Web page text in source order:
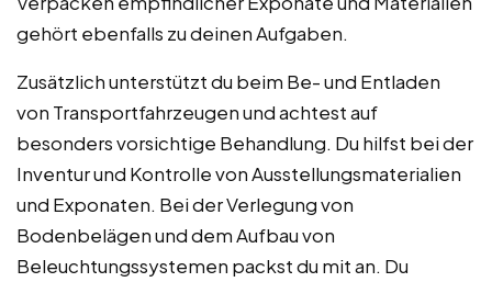
gehört ebenfalls zu deinen Aufgaben.
Zusätzlich unterstützt du beim Be- und Entladen
von Transportfahrzeugen und achtest auf
besonders vorsichtige Behandlung. Du hilfst bei der
Inventur und Kontrolle von Ausstellungsmaterialien
und Exponaten. Bei der Verlegung von
Bodenbelägen und dem Aufbau von
Beleuchtungssystemen packst du mit an. Du